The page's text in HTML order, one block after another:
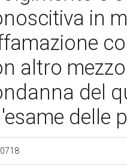
in
altro
del
delle